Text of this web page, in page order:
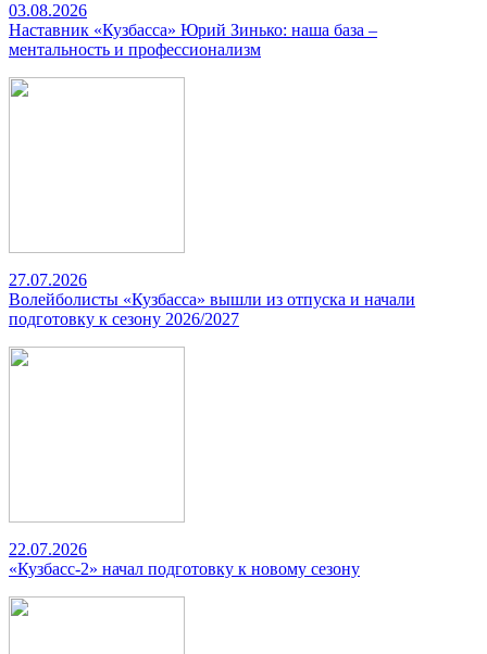
03.08.2026
Наставник «Кузбасса» Юрий Зинько: наша база –
ментальность и профессионализм
27.07.2026
Волейболисты «Кузбасса» вышли из отпуска и начали
подготовку к сезону 2026/2027
22.07.2026
«Кузбасс-2» начал подготовку к новому сезону